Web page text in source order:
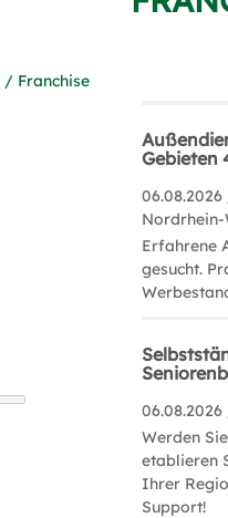
Franchise
Gebieten
Erfahrene
gesucht.
Werden
etablieren
Ihrer
Support!